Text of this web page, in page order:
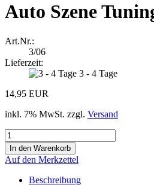
Auto Szene
Art.Nr.:
3/06
Lieferzeit:
3 - 4 Tage
14,95 EUR
inkl. 7% MwSt. zzgl. Versand
Auf den Merkzettel
Beschreibung